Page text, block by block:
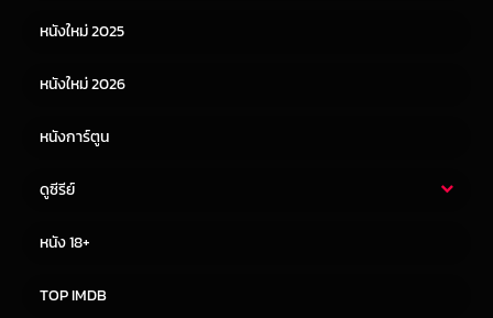
หนังจีน
หนังใหม่ 2025
หนังใหม่ 2026
หนังการ์ตูน
ดูซีรีย์
หนัง 18+
TOP IMDB